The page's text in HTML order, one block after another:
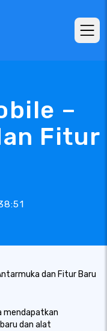
–
Fitur
dan Fitur Baru
mendapatkan
dan alat